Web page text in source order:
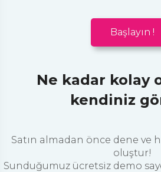
Başlayın !
Ne kadar kolay
kendiniz
Satın almadan önce dene ve
oluştur!
Sunduğumuz ücretsiz demo